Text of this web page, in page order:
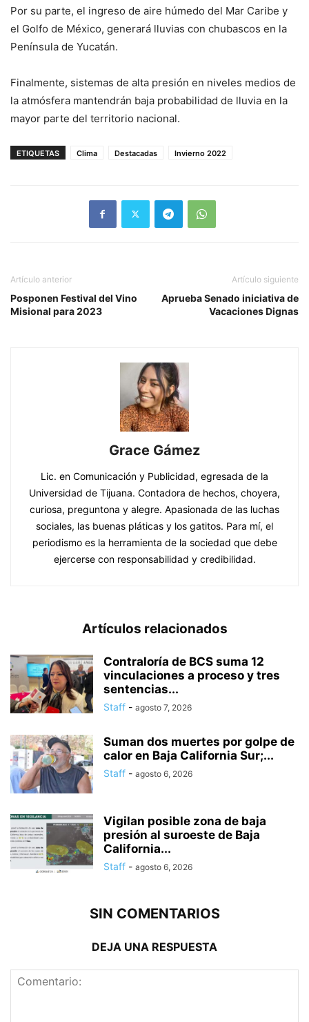
Por su parte, el ingreso de aire húmedo del Mar Caribe y
el Golfo de México, generará lluvias con chubascos en la
Península de Yucatán.
Finalmente, sistemas de alta presión en niveles medios de
la atmósfera mantendrán baja probabilidad de lluvia en la
mayor parte del territorio nacional.
ETIQUETAS Clima Destacadas Invierno 2022
Artículo anterior
Posponen Festival del Vino
Misional para 2023
Artículo siguiente
Aprueba Senado iniciativa de
Vacaciones Dignas
Grace Gámez
Lic. en Comunicación y Publicidad, egresada de la
Universidad de Tijuana. Contadora de hechos, choyera,
curiosa, preguntona y alegre. Apasionada de las luchas
sociales, las buenas pláticas y los gatitos. Para mí, el
periodismo es la herramienta de la sociedad que debe
ejercerse con responsabilidad y credibilidad.
Artículos relacionados
Contraloría de BCS suma 12
vinculaciones a proceso y tres
sentencias...
Staff - agosto 7, 2026
Suman dos muertes por golpe de
calor en Baja California Sur;...
Staff - agosto 6, 2026
Vigilan posible zona de baja
presión al suroeste de Baja
California...
Staff - agosto 6, 2026
SIN COMENTARIOS
DEJA UNA RESPUESTA